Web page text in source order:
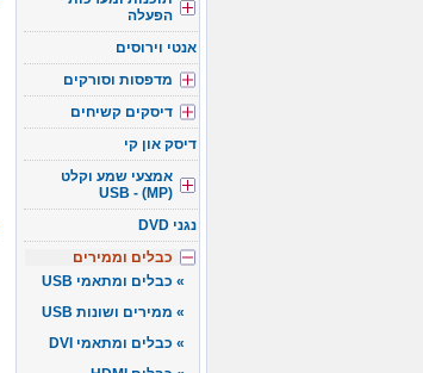
הפעלה
אנטי וירוסים
מדפסות וסורקים
דיסקים קשיחים
דיסק און קי
אמצעי שמע וקלט
(USB - (MP
נגני DVD
כבלים וממירים
כבלים ומתאמי USB
ממירים ושונות USB
כבלים ומתאמי DVI